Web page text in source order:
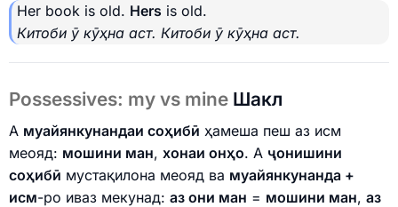
Her book is old. Hers is old.
Китоби ӯ кӯҳна аст. Китоби ӯ кӯҳна аст.
Possessives: my vs mine Шакл
A муайянкунандаи соҳибӣ ҳамеша пеш аз исм
меояд: мошини ман, хонаи онҳо. A ҷонишини
соҳибӣ мустақилона меояд ва муайянкунанда +
исм-ро иваз мекунад: аз они ман = мошини ман, аз